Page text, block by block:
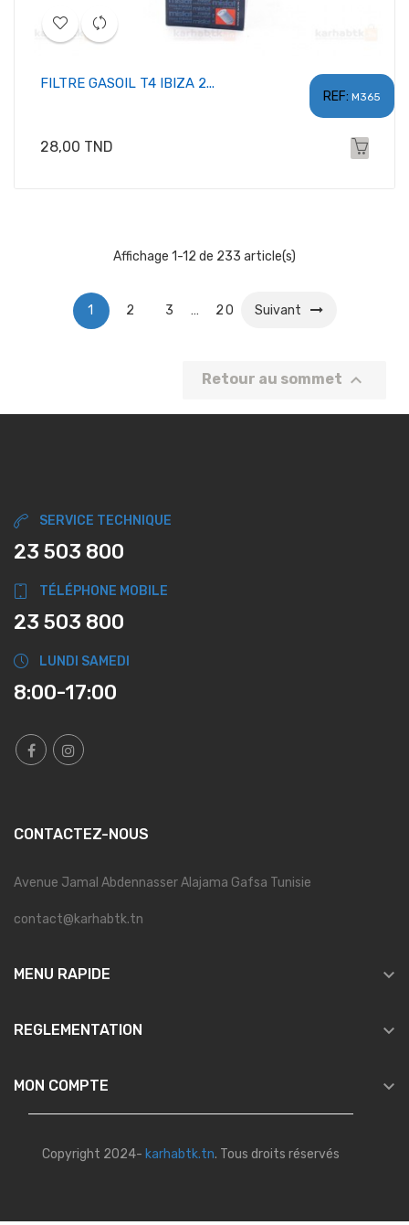
REF: M365
FILTRE GASOIL T4 IBIZA 2...
Prix
28,00 TND
Affichage 1-12 de 233 article(s)
1 2 3 … 20 Suivant
Retour au sommet 
SERVICE TECHNIQUE
23 503 800
TÉLÉPHONE MOBILE
23 503 800
LUNDI SAMEDI
8:00-17:00
CONTACTEZ-NOUS
Avenue Jamal Abdennasser Alajama Gafsa Tunisie
contact@karhabtk.tn
MENU RAPIDE 
REGLEMENTATION 
MON COMPTE 
Copyright 2024- karhabtk.tn. Tous droits réservés